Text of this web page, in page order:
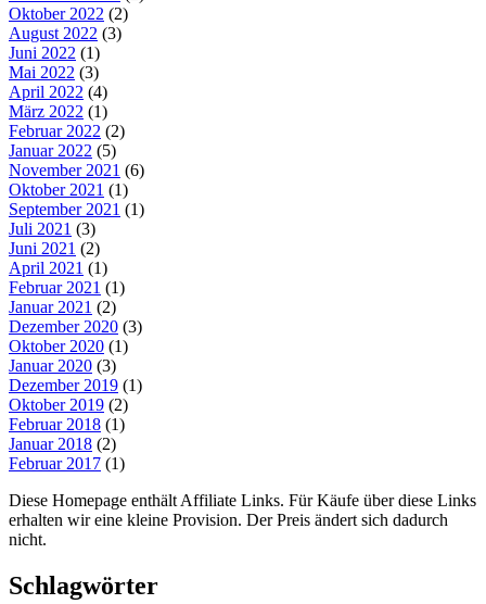
Oktober 2022 (2)
August 2022 (3)
Juni 2022 (1)
Mai 2022 (3)
April 2022 (4)
März 2022 (1)
Februar 2022 (2)
Januar 2022 (5)
November 2021 (6)
Oktober 2021 (1)
September 2021 (1)
Juli 2021 (3)
Juni 2021 (2)
April 2021 (1)
Februar 2021 (1)
Januar 2021 (2)
Dezember 2020 (3)
Oktober 2020 (1)
Januar 2020 (3)
Dezember 2019 (1)
Oktober 2019 (2)
Februar 2018 (1)
Januar 2018 (2)
Februar 2017 (1)
Diese Homepage enthält Affiliate Links. Für Käufe über diese Links
erhalten wir eine kleine Provision. Der Preis ändert sich dadurch
nicht.
Schlagwörter